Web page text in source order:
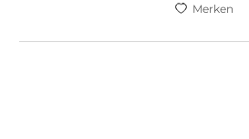
Merken